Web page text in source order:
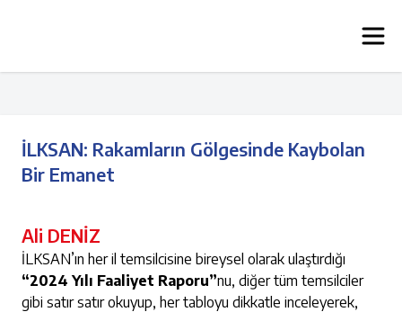
İLKSAN: Rakamların Gölgesinde Kaybolan
Bir Emanet
Ali DENİZ
İLKSAN’ın her il temsilcisine bireysel olarak ulaştırdığı
“2024 Yılı Faaliyet Raporu”nu, diğer tüm temsilciler
gibi satır satır okuyup, her tabloyu dikkatle inceleyerek,